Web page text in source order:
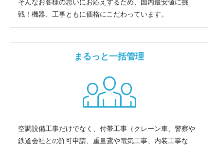
そんなお客様の思いにお応えするため、国内最安値に挑
戦！機器、工事ともに価格にこだわっています。
まるっと一括管理
空調設備工事だけでなく、付帯工事（クレーン車、警察や
鉄道会社との許可申請、重量鳶や電気工事、内装工事な